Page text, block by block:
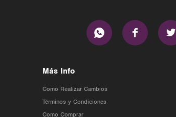
  
Más Info
Como Realizar Cambios
Términos y Condiciones
Como Comprar